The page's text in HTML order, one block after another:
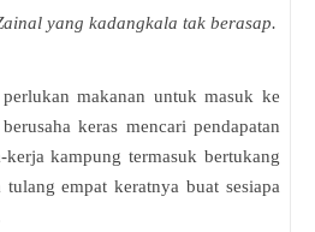
yang kadangkala tak berasap.
makanan untuk masuk ke
keras mencari pendapatan
kampung termasuk bertukang
empat keratnya buat sesiapa